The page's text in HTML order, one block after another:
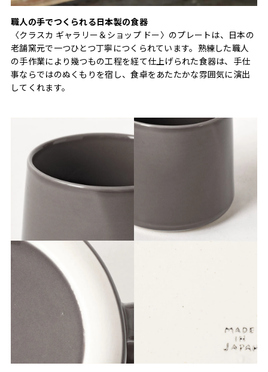
職人の手でつくられる日本製の食器
〈クラスカ ギャラリー＆ショップ ドー〉のプレートは、日本の
老舗窯元で一つひとつ丁寧につくられています。熟練した職人
の手作業により幾つもの工程を経て仕上げられた食器は、手仕
事ならではのぬくもりを宿し、食卓をあたたかな雰囲気に演出
してくれます。